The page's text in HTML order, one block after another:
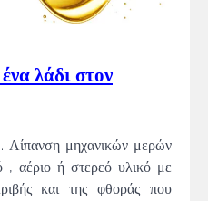
λάδι στον
μηχανικών μερών
αέριο ή στερεό υλικό με
και της φθοράς που